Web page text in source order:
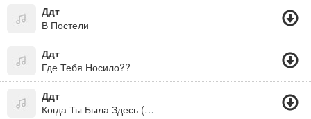
Ддт
В Постели
Ддт
Где Тебя Носило??
Ддт
Когда Ты Была Здесь (Новый Альбом "Иначе")